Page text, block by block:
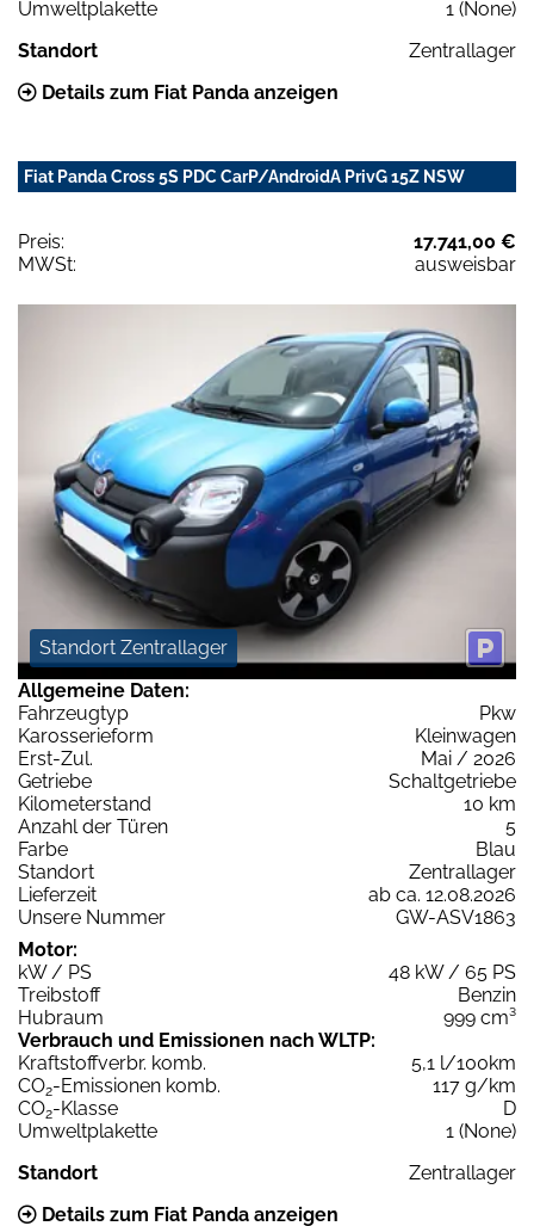
Umweltplakette
1 (None)
Standort
Zentrallager
Details zum Fiat Panda anzeigen
Fiat Panda Cross 5S PDC CarP/AndroidA PrivG 15Z NSW
Preis:
17.741,00 €
MWSt:
ausweisbar
Standort Zentrallager
Allgemeine Daten:
Fahrzeugtyp
Pkw
Karosserieform
Kleinwagen
Erst-Zul.
Mai / 2026
Getriebe
Schaltgetriebe
Kilometerstand
10 km
Anzahl der Türen
5
Farbe
Blau
Standort
Zentrallager
Lieferzeit
ab ca. 12.08.2026
Unsere Nummer
GW-ASV1863
Motor:
kW / PS
48 kW / 65 PS
Treibstoff
Benzin
Hubraum
999 cm³
Verbrauch und Emissionen nach WLTP:
Kraftstoffverbr. komb.
5,1 l/100km
CO2-Emissionen komb.
117 g/km
CO2-Klasse
D
Umweltplakette
1 (None)
Standort
Zentrallager
Details zum Fiat Panda anzeigen